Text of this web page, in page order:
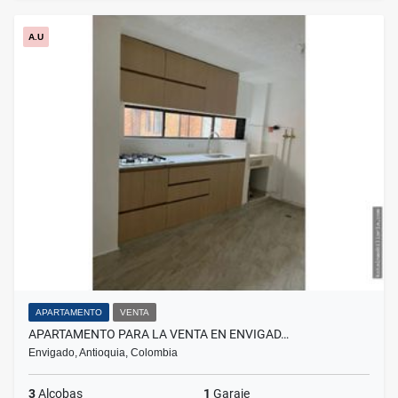
A.U
APARTAMENTO VENTA
APARTAMENTO PARA LA VENTA EN ENVIGAD…
Envigado, Antioquia, Colombia
3Alcobas 1 Garaje